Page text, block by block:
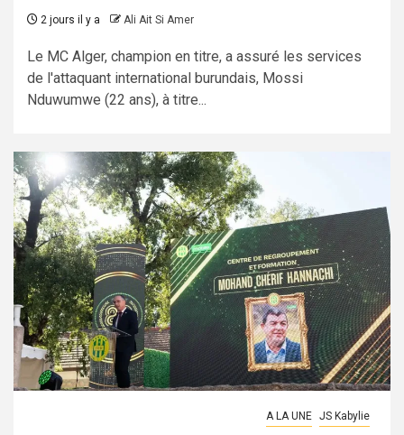
2 jours il y a Ali Ait Si Amer
Le MC Alger, champion en titre, a assuré les services
de l'attaquant international burundais, Mossi
Nduwumwe (22 ans), à titre...
A LA UNE JS Kabylie